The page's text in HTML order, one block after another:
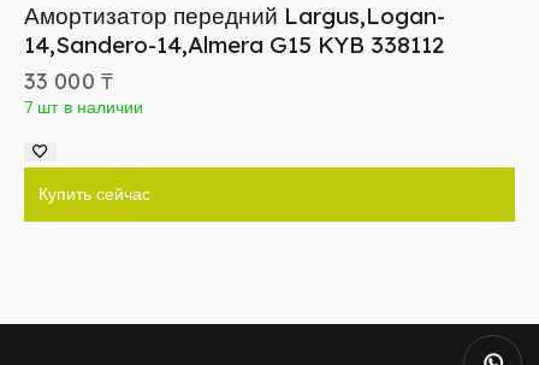
Амортизатор передний Largus,Logan-
14,Sandero-14,Almera G15 KYB 338112
33 000 ₸
7 шт в наличии
Купить сейчас